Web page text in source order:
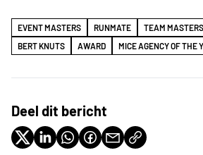
EVENT MASTERS RUNMATE TEAM MASTERS
BERT KNUTS
AWARD MICE AGENCY OF THE
Deel dit bericht